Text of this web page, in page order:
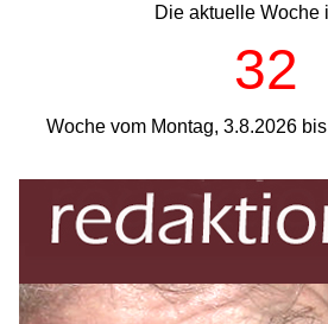
Die aktuelle Woche
32
Woche vom Montag, 3.8.2026